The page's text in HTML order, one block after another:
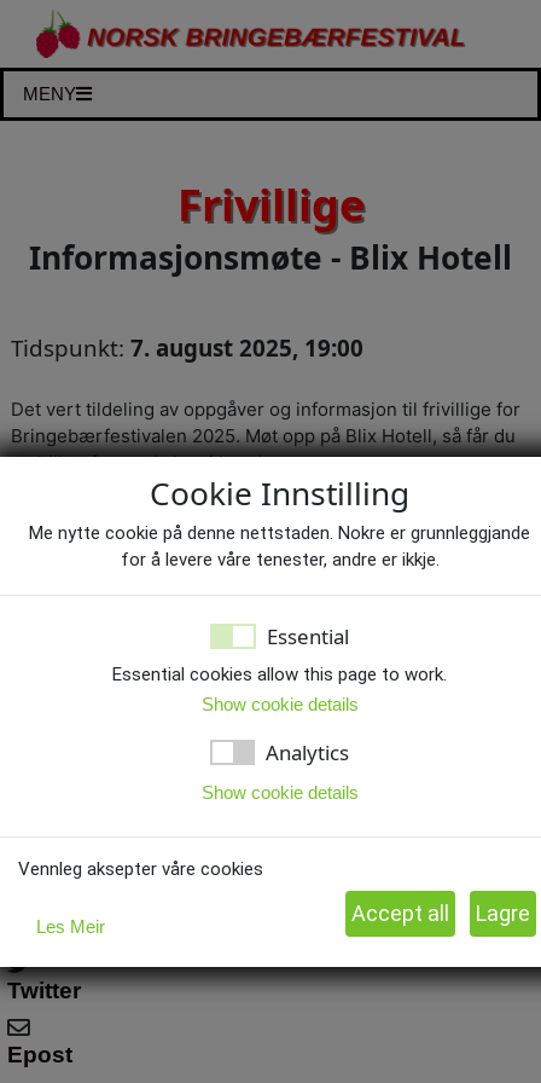
MENY
Cookie Innstilling
Me nytte cookie på denne nettstaden. Nokre er grunnleggjande
for å levere våre tenester, andre er ikkje.
Essential
Essential cookies allow this page to work.
Show cookie details
Analytics
Show cookie details
Vennleg aksepter våre cookies
Les Meir
Frivillige
Informasjonsmøte - Blix Hotell
Tidspunkt:7. august 2025, 19:00
Det vert tildeling av oppgåver og informasjon til frivillige for
Bringebærfestivalen 2025. Møt opp på Blix Hotell, så får du
og billett for gratis lunsj laurdag.
Del via:
facebook
Twitter
Epost